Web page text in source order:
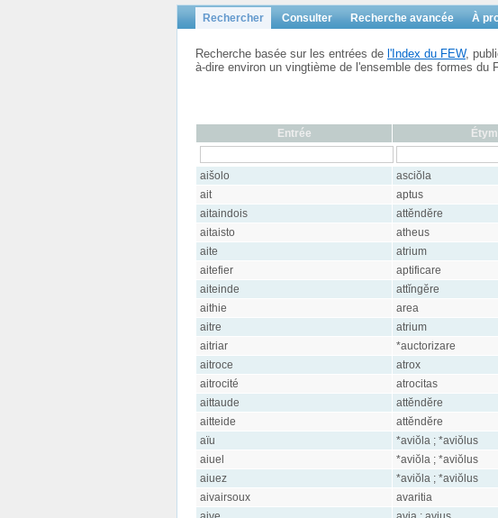
Rechercher Consulter Recherche avancée À
Recherche basée sur les entrées de l'Index du FEW,
à-dire environ un vingtième de l'ensemble des formes du
Entrée
aišolo asciŏla
ait
aptus
aitaindois
attĕndĕre
aitaisto
atheus
aite
atrium
aitefier
aptificare
aiteinde
attĭngĕre
aithie
area
aitre
atrium
aitriar
*auctorizare
aitroce
atrox
aitrocité
atrocitas
aittaude
attĕndĕre
aitteide
attĕndĕre
aïu
*aviŏla ; *aviŏlus
aiuel
*aviŏla ; *aviŏlus
aiuez
*aviŏla ; *aviŏlus
aivairsoux
avaritia